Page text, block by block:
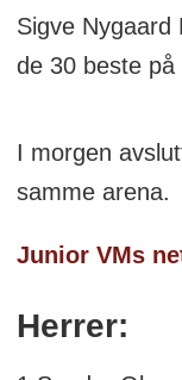
Sigve Nygaard
de 30 beste på
I morgen
samme arena.
Junior VMs
Herrer: